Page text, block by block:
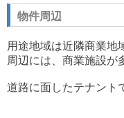
物件周辺
用途地域は近隣商業地
周辺には、商業施設が
道路に面したテナント